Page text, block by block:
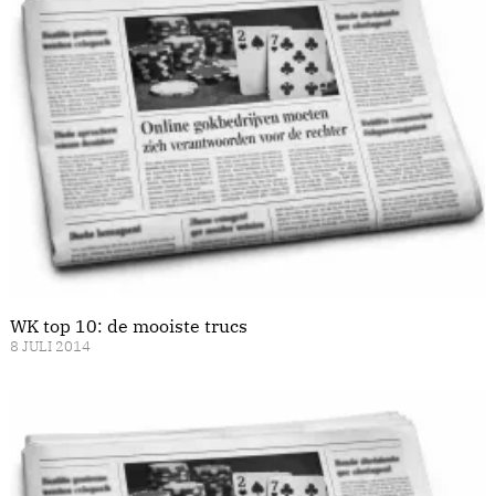
WK top 10: de mooiste trucs
8 JULI 2014